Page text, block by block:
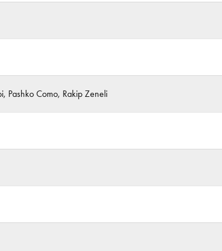
Pashko Como, Rakip Zeneli